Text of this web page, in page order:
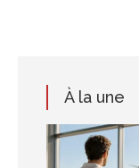
À la une